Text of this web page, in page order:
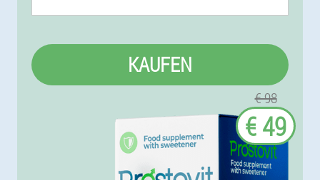
KAUFEN
€ 98
€ 49